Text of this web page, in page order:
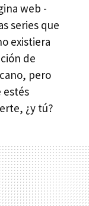
web -
series que
existiera
de
pero
estés
¿y tú?